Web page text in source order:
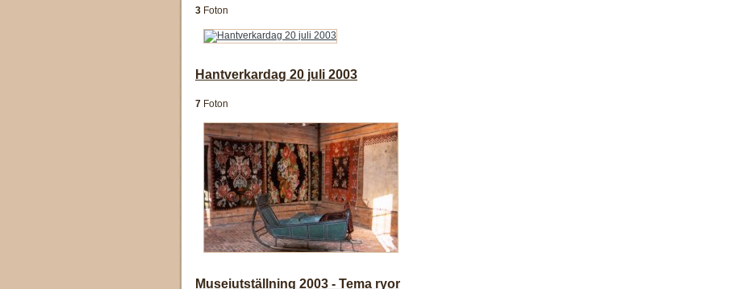
3 Foton
Hantverkardag 20 juli 2003
7 Foton
Museiutställning 2003 - Tema ryor